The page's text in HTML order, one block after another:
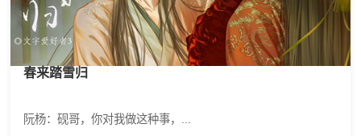
春来踏雪归
阮杨：砚哥，你对我做这种事，...